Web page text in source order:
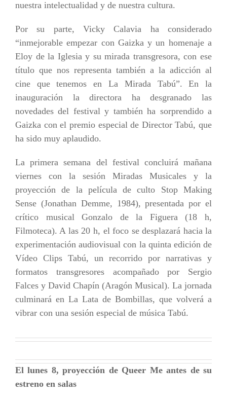
nuestra intelectualidad y de nuestra cultura.
Por su parte, Vicky Calavia ha considerado
“inmejorable empezar con Gaizka y un homenaje a
Eloy de la Iglesia y su mirada transgresora, con ese
título que nos representa también a la adicción al
cine que tenemos en La Mirada Tabú”. En la
inauguración la directora ha desgranado las
novedadesdel festival y también ha sorprendido a
Gaizka con el premio especial de Director Tabú, que
ha sido muy aplaudido.
La primera semana del festival concluirá mañana
viernes con la sesión Miradas Musicales y la
proyección de la película de culto Stop Making
Sense (Jonathan Demme, 1984), presentada por el
crítico musical Gonzalo de la Figuera (18 h,
Filmoteca). A las 20 h, el foco se desplazará hacia la
experimentación audiovisual con la quinta edición de
Vídeo Clips Tabú, un recorrido por narrativas y
formatos transgresores acompañado por Sergio
Falces y David Chapín (Aragón Musical). La jornada
culminará en La Lata de Bombillas, que volverá a
vibrar con una sesión especial de música Tabú.
El lunes 8, proyección de Queer Me antes de su
estreno en salas